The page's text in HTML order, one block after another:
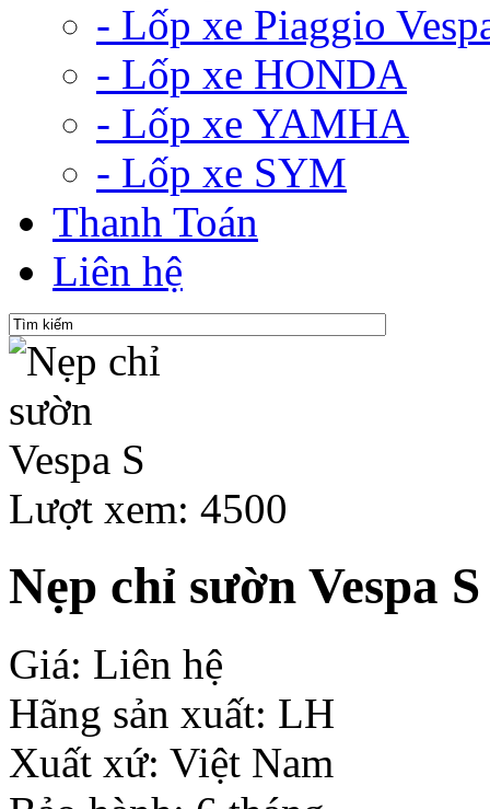
- Lốp xe Piaggio
- Lốp xe HONDA
- Lốp xe YAMHA
- Lốp xe SYM
Thanh Toán
Liên hệ
Lượt xem: 4500
Nẹp chỉ sườn Vespa S
Giá: Liên hệ
Hãng sản xuất: LH
Xuất xứ: Việt Nam